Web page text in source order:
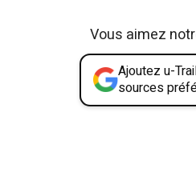
Vous aimez
Ajoutez u-
sources